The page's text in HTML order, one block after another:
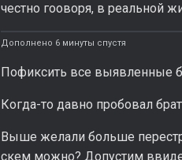
честно гооворя, в реальной
Дополнено 6 минуты спустя
Пофиксить все выявленные
Когда-то давно пробовал
Выше желали больше
скем можно? Допустим